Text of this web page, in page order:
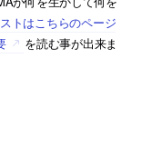
トはこちらのページ
を読む事が出来ま